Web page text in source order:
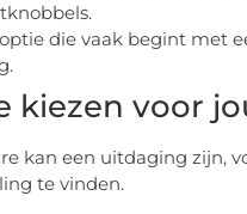
die vaak begint met
kiezen voor
kan een uitdaging zijn,
te vinden.